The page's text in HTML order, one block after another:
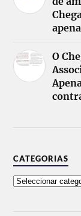
O
CATEGORIAS